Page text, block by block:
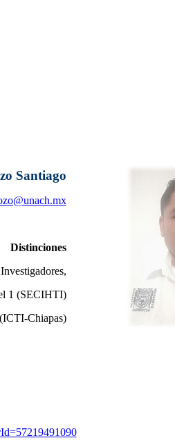
Santiago
Distinciones
1 (SECIHTI)
Chiapas)